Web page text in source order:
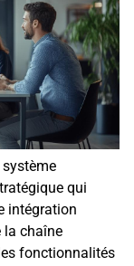
qui
intégration
la chaîne
fonctionnalités